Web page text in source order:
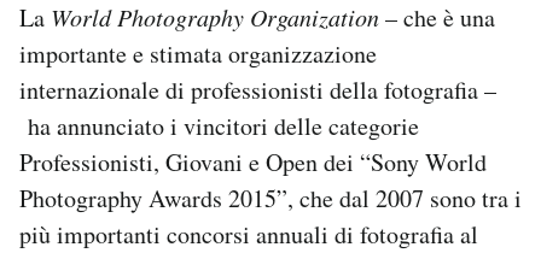
CALENDARIO
AREA PERSONALE
Area Personale
Newsletter
La World Photography Organization– che è una
importante e stimata organizzazione
internazionale di professionisti della fotografia –
ha annunciato i vincitori delle categorie
Professionisti, Giovani e Open dei “Sony World
Photography Awards 2015”, che dal 2007 sono tra i
più importanti concorsi annuali di fotografia al